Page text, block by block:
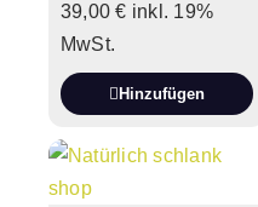
39,00€ inkl. 19%
MwSt.
Hinzufügen